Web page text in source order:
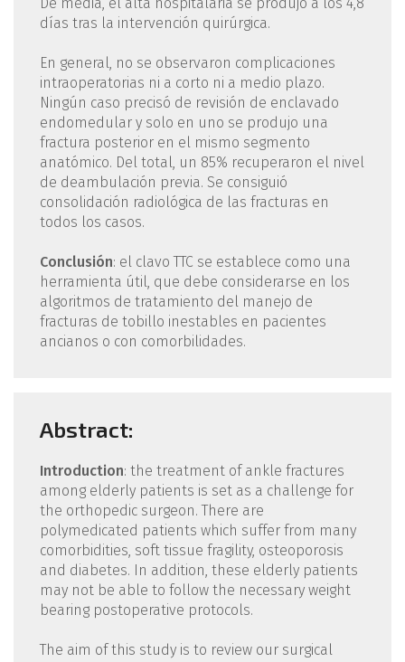
días tras la intervención quirúrgica.
En general, no se observaron complicaciones
intraoperatorias ni a corto ni a medio plazo.
Ningún caso precisó de revisión de enclavado
endomedular y solo en uno se produjo una
fractura posterior en el mismo segmento
anatómico. Del total, un 85% recuperaron el nivel
de deambulación previa. Se consiguió
consolidación radiológica de las fracturas en
todos los casos.
Conclusión: el clavo TTC se establece como una
herramienta útil, que debe considerarse en los
algoritmos de tratamiento del manejo de
fracturas de tobillo inestables en pacientes
ancianos o con comorbilidades.
Abstract:
Introduction: the treatment of ankle fractures
among elderly patients is set as a challenge for
the orthopedic surgeon. There are
polymedicated patients which suffer from many
comorbidities, soft tissue fragility, osteoporosis
and diabetes. In addition, these elderly patients
may not be able to follow the necessary weight
bearing postoperative protocols.
The aim of this study is to review our surgical